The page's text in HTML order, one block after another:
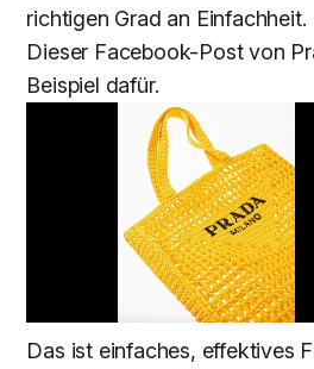
richtigen Grad an Einfachheit.
Dieser Facebook-Post von
Beispiel dafür.
Das ist einfaches, effektives